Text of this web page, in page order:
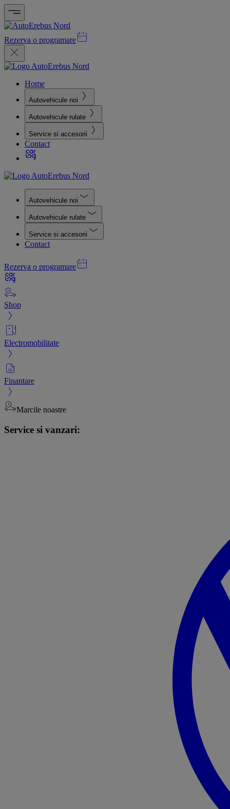
Rezerva o programare
Home
Autovehicule noi
Autovehicule rulate
Service si accesorii
Contact
Autovehicule noi
Autovehicule rulate
Service si accesorii
Contact
Rezerva o programare
Shop
Electromobilitate
Finantare
Marcile noastre
Service si vanzari: